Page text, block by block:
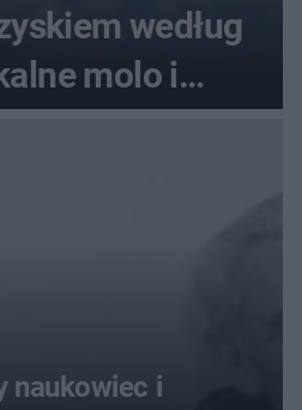
według
molo i
naukowiec i